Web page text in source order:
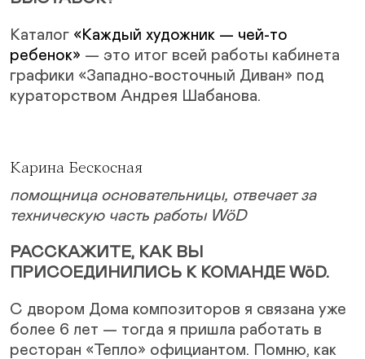
Каталог «Каждый художник — чей-то
ребенок» — это итог всей работы кабинета
графики «Западно-восточный Диван» под
кураторством Андрея Шабанова.
Карина Бескосная
помощница основательницы, отвечает за
техническую часть работы WöD
РАССКАЖИТЕ, КАК ВЫ
ПРИСОЕДИНИЛИСЬ К КОМАНДЕ WöD.
С двором Дома композиторов я связана уже
более 6 лет — тогда я пришла работать в
ресторан «Тепло» официантом. Помню, как